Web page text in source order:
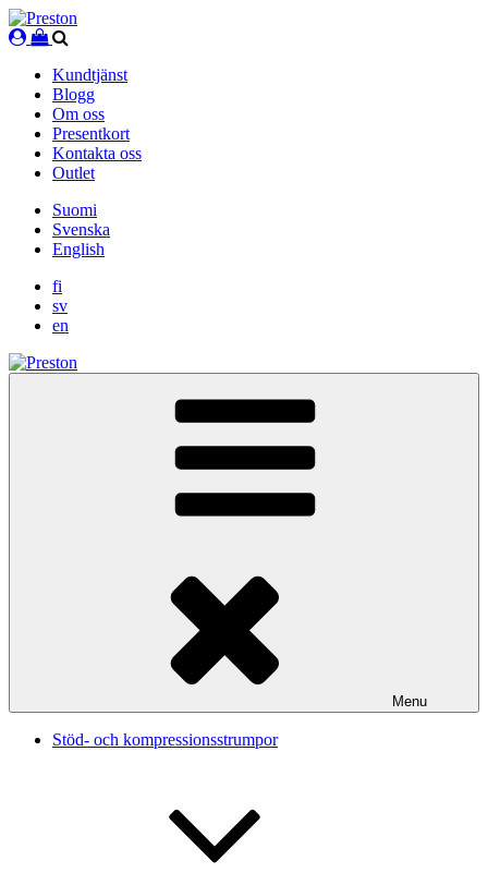
Skip
to
Kundtjänst
Blogg
Om oss
Presentkort
Kontakta oss
Outlet
Suomi
Svenska
English
fi
sv
en
Menu
Stöd- och kompressionsstrumpor